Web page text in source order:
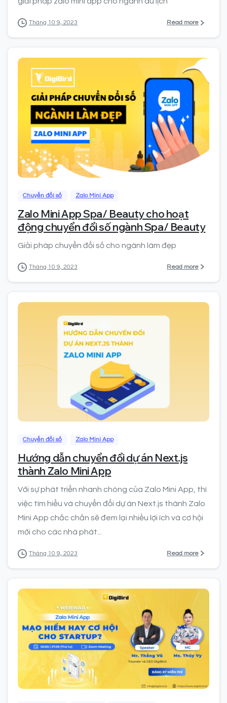
Tháng 10 9, 2023 Read more
Chuyển đổi số Zalo Mini App
Zalo Mini App Spa/ Beauty cho hoạt
động chuyển đổi số ngành Spa/ Beauty
Giải pháp chuyển đổi số cho ngành làm đẹp
Tháng 10 9, 2023 Read more
Chuyển đổi số Zalo Mini App
Hướng dẫn chuyển đổi dự án Next.js
thành Zalo Mini App
Với sự phát triển nhanh chóng của Zalo Mini App, thì
việc tìm hiểu và chuyển đổi dự án Next.js thành Zalo
Mini App chắc chắn sẽ đem lại nhiều lợi ích và cơ hội
mới cho các nhà phát...
Tháng 10 9, 2023 Read more